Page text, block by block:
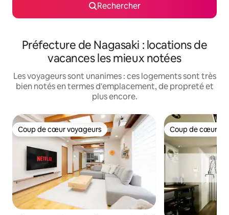
Rechercher
Préfecture de Nagasaki : locations de
vacances les mieux notées
Les voyageurs sont unanimes : ces logements sont très
bien notés en termes d'emplacement, de propreté et
plus encore.
Coup de cœur voyageurs
Coup de cœur voyageurs Coup de cœur
Coup de cœur